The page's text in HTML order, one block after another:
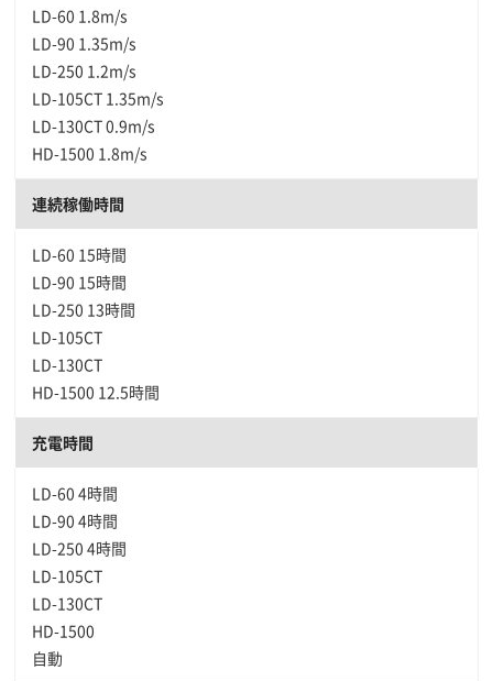
LD-60 1.8m/s
LD-90 1.35m/s
LD-250 1.2m/s
LD-105CT 1.35m/s
LD-130CT 0.9m/s
HD-1500 1.8m/s
連続稼働時間
LD-60 15時間
LD-90 15時間
LD-250 13時間
LD-105CT
LD-130CT
HD-1500 12.5時間
充電時間
LD-60 4時間
LD-90 4時間
LD-250 4時間
LD-105CT
LD-130CT
HD-1500
自動